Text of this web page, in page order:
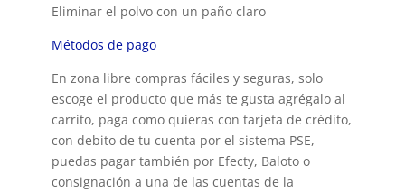
Eliminar el polvo con un paño claro
Métodos de pago
En zona libre compras fáciles y seguras, solo
escoge el producto que más te gusta agrégalo al
carrito, paga como quieras con tarjeta de crédito,
con debito de tu cuenta por el sistema PSE,
puedas pagar también por Efecty, Baloto o
consignación a una de las cuentas de la